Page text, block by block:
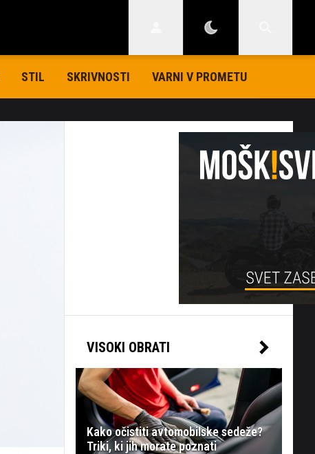
STIL SKRIVNOSTI VARNI V PROMETU
VISOKI OBRATI
Kako očistiti avtomobilske sedeže?
Triki, ki jih morate poznati